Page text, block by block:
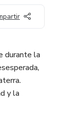
durante la
y la